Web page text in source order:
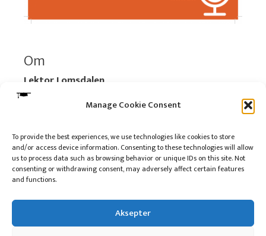
Manage Cookie Consent
To provide the best experiences, we use technologies like cookies to store
and/or access device information. Consenting to these technologies will allow
us to process data such as browsing behavior or unique IDs on this site. Not
consenting or withdrawing consent, may adversely affect certain features
and functions.
Aksepter
Om
Lektor Lomsdalen
Organisasjonsnummer:
920 712 312 MVA
Les mer:Om selskapet
Les mer:Om reklame på podkasten